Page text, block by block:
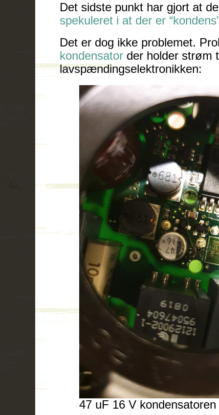
Det sidste punkt har gjort at
spekuleret i at der er
Det er dog ikke problemet.
kondensator der holder strøm
lavspændingselektronikken:
47 uF 16 V